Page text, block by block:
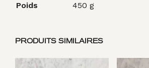
Poids 450 g
PRODUITS SIMILAIRES